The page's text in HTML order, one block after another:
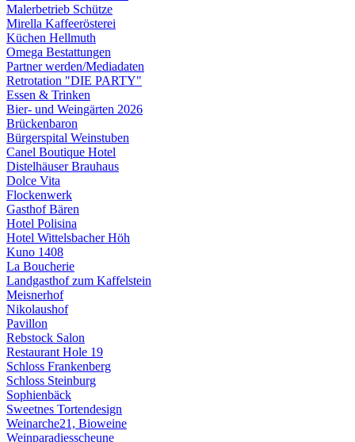
Malerbetrieb Schütze
Mirella Kaffeerösterei
Küchen Hellmuth
Omega Bestattungen
Partner werden/Mediadaten
Retrotation "DIE PARTY"
Essen & Trinken
Bier- und Weingärten 2026
Brückenbaron
Bürgerspital Weinstuben
Canel Boutique Hotel
Distelhäuser Brauhaus
Dolce Vita
Flockenwerk
Gasthof Bären
Hotel Polisina
Hotel Wittelsbacher Höh
Kuno 1408
La Boucherie
Landgasthof zum Kaffelstein
Meisnerhof
Nikolaushof
Pavillon
Rebstock Salon
Restaurant Hole 19
Schloss Frankenberg
Schloss Steinburg
Sophienbäck
Sweetnes Tortendesign
Weinarche21, Bioweine
Weinparadiesscheune